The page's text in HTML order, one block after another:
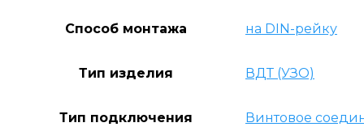
Способ монтажа на DIN-рейку
Тип изделия ВДТ (УЗО)
Тип подключения Винтовое